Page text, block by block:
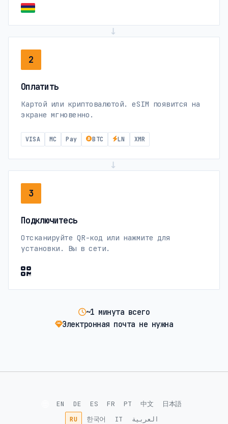
→
2
Оплатить
Картой или криптовалютой. eSIM появится на
экране мгновенно.
VISA MC Pay BTC LN XMR
→
3
Подключитесь
Отсканируйте QR-код или нажмите для
установки. Вы в сети.
~1 минута всего
Электронная почта не нужна
EN DE ES FR PT 中文
日本語
RU
한국어 IT العربية